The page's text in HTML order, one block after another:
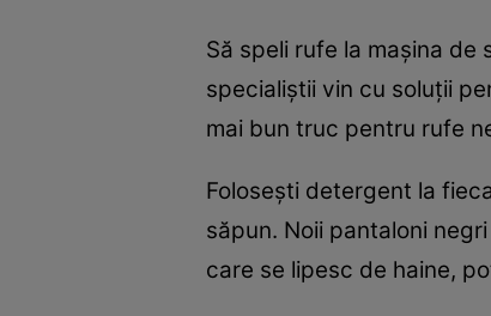
Să speli rufe la maşina
specialiştii vin cu soluţii
mai bun truc pentru rufe
Foloseşti detergent la
săpun. Noii pantaloni
care se lipesc de haine,